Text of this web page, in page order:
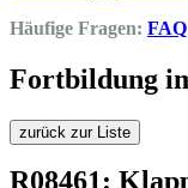
Häufige Fragen: FAQ
Fortbildung
zurück zur Liste
R08461: